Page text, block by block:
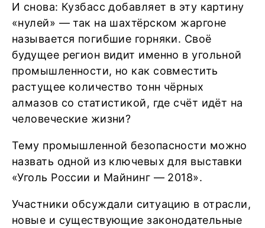
И снова: Кузбасс добавляет в эту картину
«нулей» — так на шахтёрском жаргоне
называется погибшие горняки. Своё
будущее регион видит именно в угольной
промышленности, но как совместить
растущее количество тонн чёрных
алмазов со статистикой, где счёт идёт на
человеческие жизни?
Тему промышленной безопасности можно
назвать одной из ключевых для выставки
«Уголь России и Майнинг — 2018».
Участники обсуждали ситуацию в отрасли,
новые и существующие законодательные